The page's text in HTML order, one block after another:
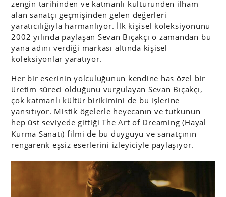
zengin tarihinden ve katmanlı kültüründen ilham
alan sanatçı geçmişinden gelen değerleri
yaratıcılığıyla harmanlıyor. İlk kişisel koleksiyonunu
2002 yılında paylaşan Sevan Bıçakçı o zamandan bu
yana adını verdiği markası altında kişisel
koleksiyonlar yaratıyor.
Her bir eserinin yolculuğunun kendine has özel bir
üretim süreci olduğunu vurgulayan Sevan Bıçakçı,
çok katmanlı kültür birikimini de bu işlerine
yansıtıyor. Mistik ögelerle heyecanın ve tutkunun
hep üst seviyede gittiği The Art of Dreaming (Hayal
Kurma Sanatı) filmi de bu duyguyu ve sanatçının
rengarenk eşsiz eserlerini izleyiciyle paylaşıyor.